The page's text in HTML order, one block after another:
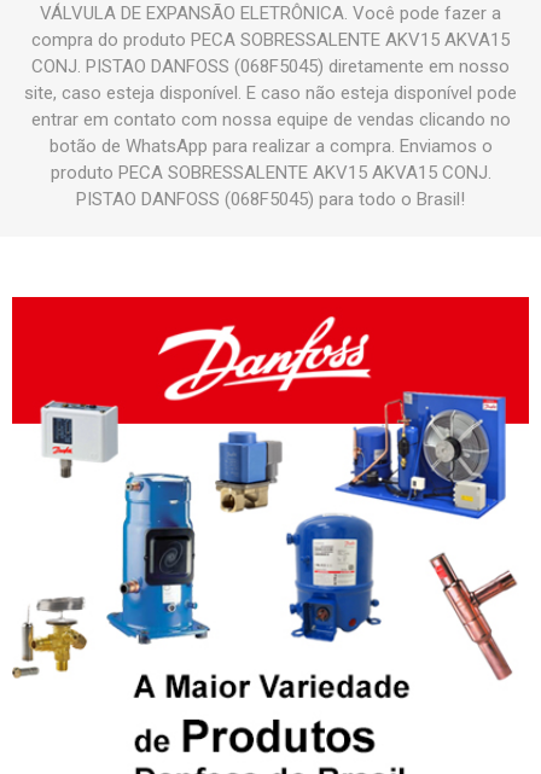
VÁLVULA DE EXPANSÃO ELETRÔNICA. Você pode fazer a
compra do produto PECA SOBRESSALENTE AKV15 AKVA15
CONJ. PISTAO DANFOSS (068F5045) diretamente em nosso
site, caso esteja disponível. E caso não esteja disponível pode
entrar em contato com nossa equipe de vendas clicando no
botão de WhatsApp para realizar a compra. Enviamos o
produto PECA SOBRESSALENTE AKV15 AKVA15 CONJ.
PISTAO DANFOSS (068F5045) para todo o Brasil!